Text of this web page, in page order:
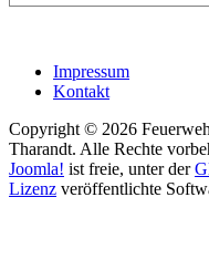
Impressum
Kontakt
Copyright © 2026
Tharandt. Alle Rechte
Joomla! ist freie, unter der
Lizenz veröffentlichte